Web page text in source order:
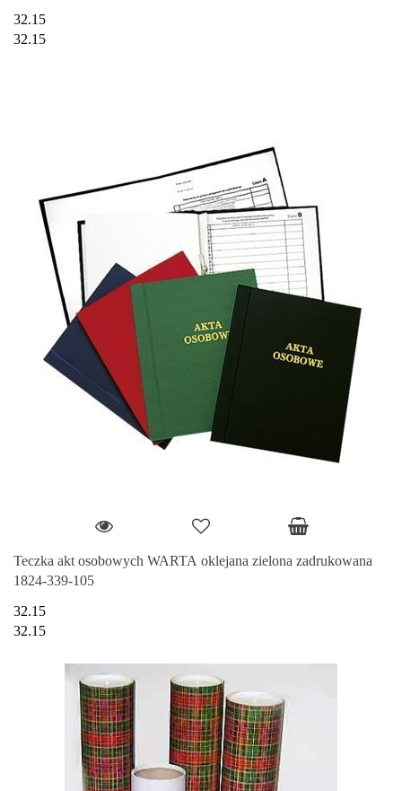
32.15
32.15
Teczka akt osobowych WARTA oklejana zielona zadrukowana
1824-339-105
32.15
32.15